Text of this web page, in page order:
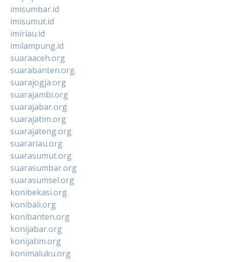
imisumbar.id
imisumut.id
imiriau.id
imilampung.id
suaraaceh.org
suarabanten.org
suarajogja.org
suarajambi.org
suarajabar.org
suarajatim.org
suarajateng.org
suarariau.org
suarasumut.org
suarasumbar.org
suarasumsel.org
konibekasi.org
konibali.org
konibanten.org
konijabar.org
konijatim.org
konimaluku.org